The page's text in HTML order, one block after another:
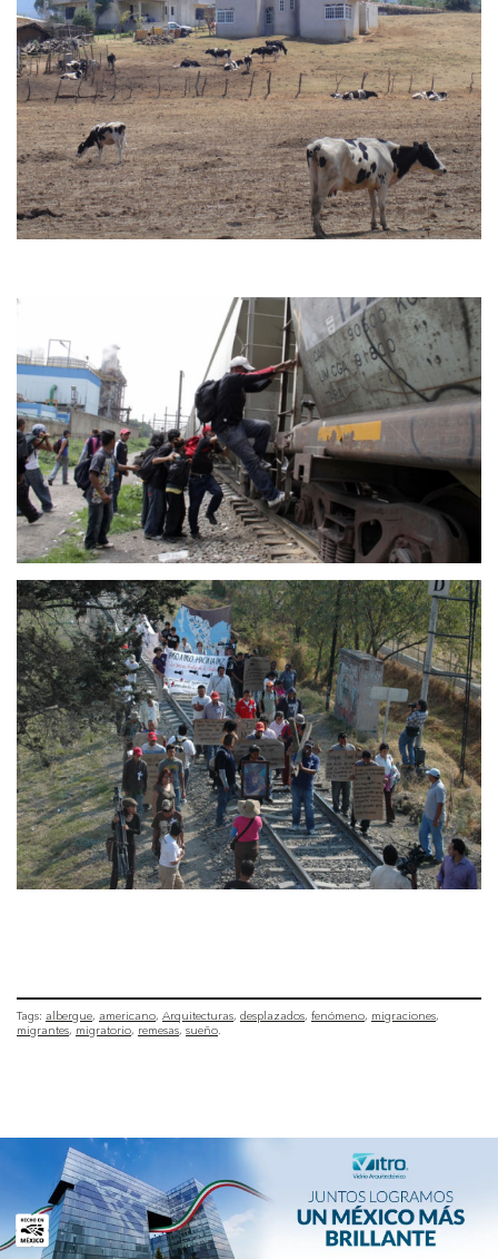
Tags: albergue americano Arquitecturas desplazados fenómeno migraciones
migrantes migratorio remesas sueño